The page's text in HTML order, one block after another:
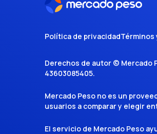
Política de privacidadTérminos
Derechos de autor © Mercado
43603085405.
Mercado Peso no es un
usuarios a comparar y elegir
El servicio de Mercado Peso